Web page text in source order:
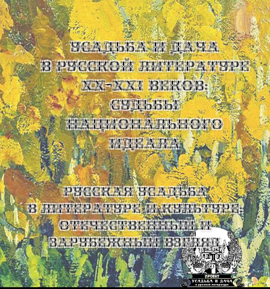
УСАДЬБА И ДАЧА
В РУССКОЙ ЛИТЕРАТУРЕ
XX-XXI ВЕКОВ:
СУДЬБЫ
НАЦИОНАЛЬНОГО
ИДЕАЛА
Русская усадьба
в литературе и культуре:
отечественный и
зарубежный взгляд